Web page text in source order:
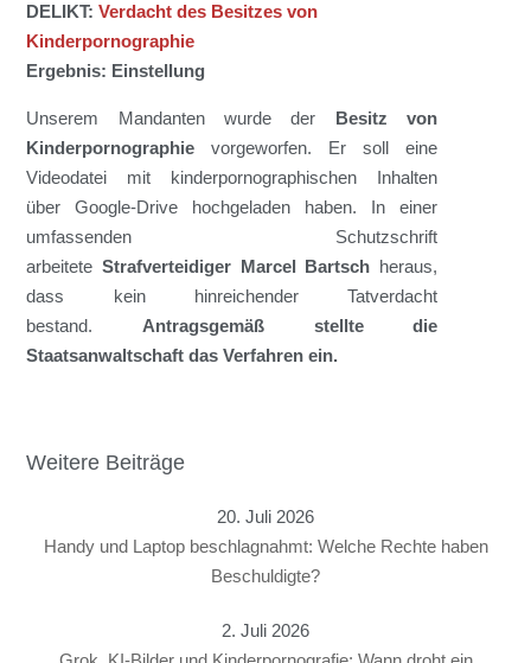
DELIKT: Verdachtdes Besitzes von
Kinderpornographie
Ergebnis: Einstellung
Unserem Mandanten wurdeder Besitz von
Kinderpornographie vorgeworfen. Er solleine
Videodatei mit kinderpornographischen Inhalten
überGoogle-Drive hochgeladen haben. In einer
umfassenden Schutzschrift
arbeiteteStrafverteidiger Marcel Bartsch heraus,
dass kein hinreichender Tatverdacht
bestand.
Antragsgemäß stellte die
Staatsanwaltschaft das Verfahren ein.
Weitere Beiträge
20. Juli 2026
Handy und Laptop beschlagnahmt: Welche Rechte haben
Beschuldigte?
2. Juli 2026